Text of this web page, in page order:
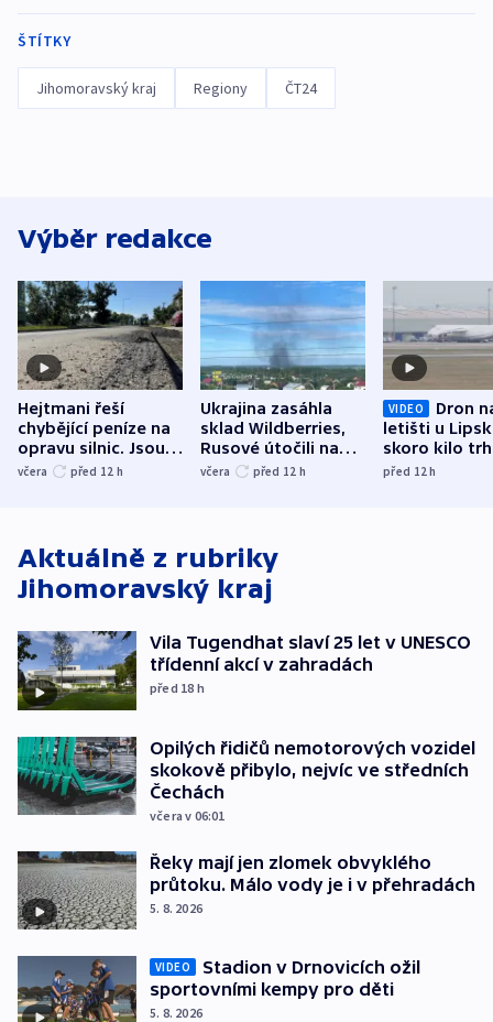
ŠTÍTKY
Jihomoravský kraj Regiony ČT24
Výběr redakce
Hejtmani řeší
chybějící peníze na
opravu silnic. Jsou
nenárokové, namítá
včera před 12 h
Ukrajina zasáhla
sklad Wildberries,
Rusové útočili na
trh, hasiče či
včera před 12 h
VIDEO
Dron
letišti u
skoro kilo
indicie
před 12h
Aktuálně z rubriky
Jihomoravský kraj
Vila Tugendhat slaví 25 let v UNESCO
třídenní akcí v zahradách
před 18 h
Opilých řidičů nemotorových vozidel
skokově přibylo, nejvíc ve středních
Čechách
včera v 06:01
Řeky mají jen zlomek obvyklého
průtoku. Málo vody je i v přehradách
5. 8. 2026
VIDEO
Stadion v Drnovicích ožil
sportovními kempy pro děti
5. 8. 2026